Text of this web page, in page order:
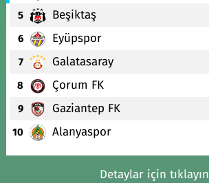
5 Beşiktaş
6 Eyüpspor
7 Galatasaray
8 Çorum FK
9 Gaziantep FK
10 Alanyaspor
Detaylar için tıklayın